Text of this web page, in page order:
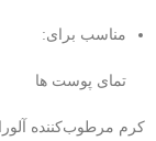
مناسب برای:
تمای پوست ها
کرم مرطوب‌کننده